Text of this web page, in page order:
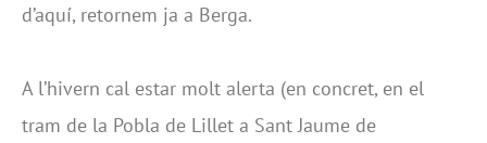
d’aquí, retornem ja a Berga.
A l’hivern cal estar molt alerta (en concret, en el
tram de la Pobla de Lillet a Sant Jaume de